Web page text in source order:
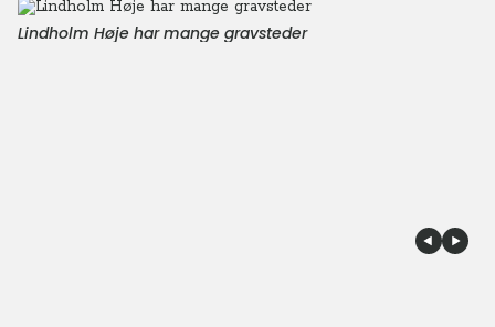
Lindholm Høje har mange gravsteder